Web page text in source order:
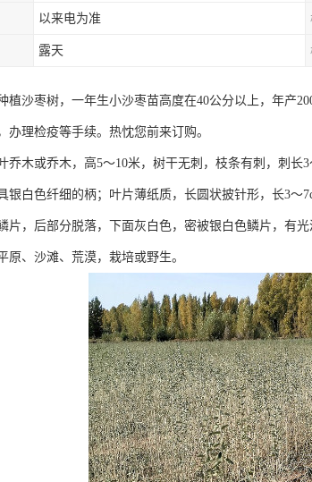
以来电为准
露天
植沙枣树，一年生小沙枣苗高度在40公分以上，年产
办理检疫等手续。热忱您前来订购。
乔木或乔木，高5～10米，树干无刺，枝条有刺，刺长
银白色纤细的柄；叶片薄纸质，长圆状披针形，长3～
片，后部分脱落，下面灰白色，密被银白色鳞片，有光
原、沙滩、荒漠，栽培或野生。